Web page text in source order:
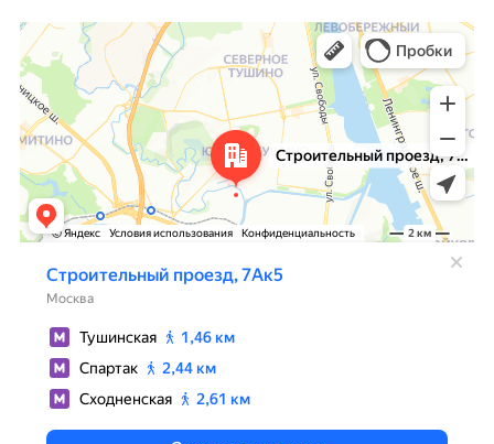
Москва
Яндекс Карты — транспорт, навигация, поиск мест